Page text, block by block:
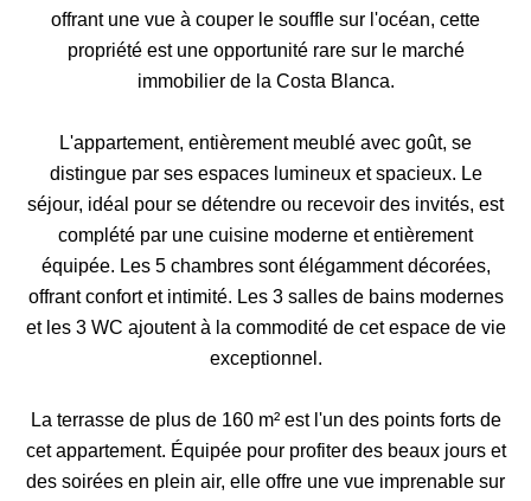
offrant une vue à couper le souffle sur l'océan, cette
propriété est une opportunité rare sur le marché
immobilier de la Costa Blanca.
L'appartement, entièrement meublé avec goût, se
distingue par ses espaces lumineux et spacieux. Le
séjour, idéal pour se détendre ou recevoir des invités, est
complété par une cuisine moderne et entièrement
équipée. Les 5 chambres sont élégamment décorées,
offrant confort et intimité. Les 3 salles de bains modernes
et les 3 WC ajoutent à la commodité de cet espace de vie
exceptionnel.
La terrasse de plus de 160 m² est l'un des points forts de
cet appartement. Équipée pour profiter des beaux jours et
des soirées en plein air, elle offre une vue imprenable sur